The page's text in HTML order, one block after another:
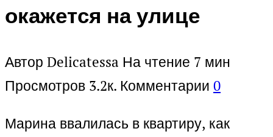
окажется на улице
Автор Delicatessa На чтение 7 мин
Просмотров 3.2к. Комментарии 0
Марина ввалилась в квартиру, как